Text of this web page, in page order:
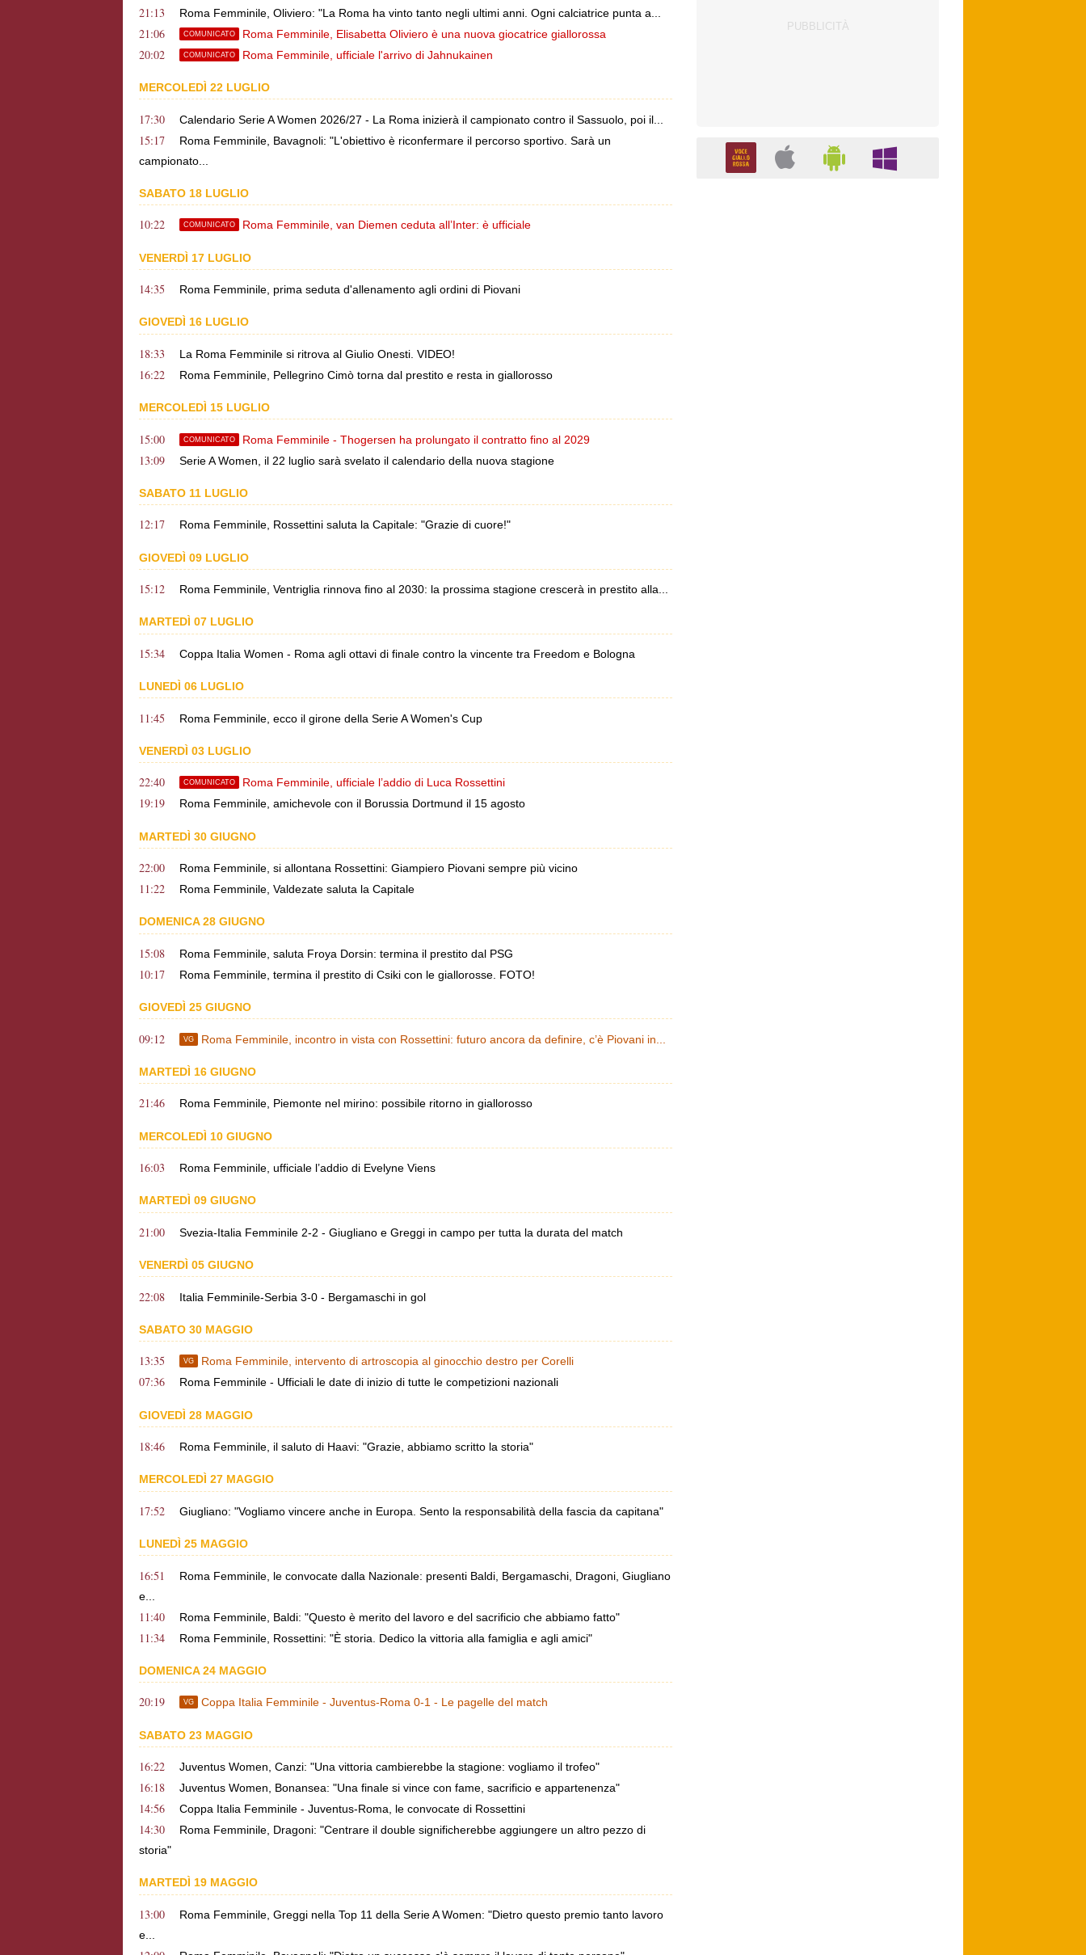
21:13 Roma Femminile, Oliviero: "La Roma ha vinto tanto negli ultimi anni. Ogni calciatrice punta a...
21:06 COMUNICATO Roma Femminile, Elisabetta Oliviero è una nuova giocatrice giallorossa
20:02 COMUNICATO Roma Femminile, ufficiale l'arrivo di Jahnukainen
MERCOLEDÌ 22 LUGLIO
17:30 Calendario Serie A Women 2026/27 - La Roma inizierà il campionato contro il Sassuolo, poi il...
15:17
Roma Femminile, Bavagnoli: "L'obiettivo è riconfermare il percorso sportivo. Sarà un
campionato...
SABATO 18 LUGLIO
10:22 COMUNICATO Roma Femminile, van Diemen ceduta all’Inter: è ufficiale
VENERDÌ 17 LUGLIO
14:35 Roma Femminile, prima seduta d'allenamento agli ordini di Piovani
GIOVEDÌ 16 LUGLIO
18:33 La Roma Femminile si ritrova al Giulio Onesti. VIDEO!
16:22 Roma Femminile, Pellegrino Cimò torna dal prestito e resta in giallorosso
MERCOLEDÌ 15 LUGLIO
15:00 COMUNICATO Roma Femminile - Thogersen ha prolungato il contratto fino al 2029
13:09 Serie A Women, il 22 luglio sarà svelato il calendario della nuova stagione
SABATO 11 LUGLIO
12:17 Roma Femminile, Rossettini saluta la Capitale: "Grazie di cuore!"
GIOVEDÌ 09 LUGLIO
15:12 Roma Femminile, Ventriglia rinnova fino al 2030: la prossima stagione crescerà in prestito alla...
MARTEDÌ 07 LUGLIO
15:34 Coppa Italia Women - Roma agli ottavi di finale contro la vincente tra Freedom e Bologna
LUNEDÌ 06 LUGLIO
11:45 Roma Femminile, ecco il girone della Serie A Women's Cup
VENERDÌ 03 LUGLIO
22:40 COMUNICATO Roma Femminile, ufficiale l’addio di Luca Rossettini
19:19 Roma Femminile, amichevole con il Borussia Dortmund il 15 agosto
MARTEDÌ 30 GIUGNO
22:00 Roma Femminile, si allontana Rossettini: Giampiero Piovani sempre più vicino
11:22 Roma Femminile, Valdezate saluta la Capitale
DOMENICA 28 GIUGNO
15:08 Roma Femminile, saluta Froya Dorsin: termina il prestito dal PSG
10:17 Roma Femminile, termina il prestito di Csiki con le giallorosse. FOTO!
GIOVEDÌ 25 GIUGNO
09:12 VG Roma Femminile, incontro in vista con Rossettini: futuro ancora da definire, c’è Piovani in...
MARTEDÌ 16 GIUGNO
21:46 Roma Femminile, Piemonte nel mirino: possibile ritorno in giallorosso
MERCOLEDÌ 10 GIUGNO
16:03 Roma Femminile, ufficiale l’addio di Evelyne Viens
MARTEDÌ 09 GIUGNO
21:00 Svezia-Italia Femminile 2-2 - Giugliano e Greggi in campo per tutta la durata del match
VENERDÌ 05 GIUGNO
22:08 Italia Femminile-Serbia 3-0 - Bergamaschi in gol
SABATO 30 MAGGIO
13:35 VG Roma Femminile, intervento di artroscopia al ginocchio destro per Corelli
07:36 Roma Femminile - Ufficiali le date di inizio di tutte le competizioni nazionali
GIOVEDÌ 28 MAGGIO
18:46 Roma Femminile, il saluto di Haavi: "Grazie, abbiamo scritto la storia"
MERCOLEDÌ 27 MAGGIO
17:52 Giugliano: "Vogliamo vincere anche in Europa. Sento la responsabilità della fascia da capitana"
LUNEDÌ 25 MAGGIO
16:51
Roma Femminile, le convocate dalla Nazionale: presenti Baldi, Bergamaschi, Dragoni, Giugliano
e...
11:40 Roma Femminile, Baldi: "Questo è merito del lavoro e del sacrificio che abbiamo fatto"
11:34 Roma Femminile, Rossettini: "È storia. Dedico la vittoria alla famiglia e agli amici"
DOMENICA 24 MAGGIO
20:19 VG Coppa Italia Femminile - Juventus-Roma 0-1 - Le pagelle del match
SABATO 23 MAGGIO
16:22 Juventus Women, Canzi: "Una vittoria cambierebbe la stagione: vogliamo il trofeo"
16:18 Juventus Women, Bonansea: "Una finale si vince con fame, sacrificio e appartenenza"
14:56 Coppa Italia Femminile - Juventus-Roma, le convocate di Rossettini
14:30
Roma Femminile, Dragoni: "Centrare il double significherebbe aggiungere un altro pezzo di
storia"
MARTEDÌ 19 MAGGIO
13:00
Roma Femminile, Greggi nella Top 11 della Serie A Women: "Dietro questo premio tanto lavoro
e...